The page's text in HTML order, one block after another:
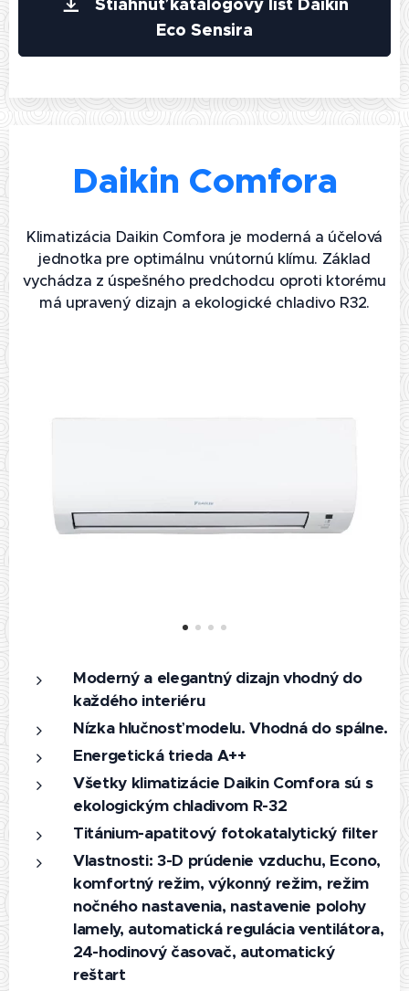
Eco Sensira
Daikin Comfora
Klimatizácia Daikin Comfora je moderná a účelová
jednotka pre optimálnu vnútornú klímu. Základ
vychádza z úspešného predchodcu oproti ktorému
má upravený dizajn a ekologické chladivo R32.
Moderný a elegantný dizajn vhodný do
každého interiéru
Nízka hlučnosť modelu. Vhodná do spálne.
Energetická trieda A++
Všetky klimatizácie Daikin Comfora sú s
ekologickým chladivom R-32
Titánium-apatitový fotokatalytický filter
Vlastnosti: 3-D prúdenie vzduchu, Econo,
komfortný režim, výkonný režim, režim
nočného nastavenia, nastavenie polohy
lamely, automatická regulácia ventilátora,
24-hodinový časovač, automatický
reštart